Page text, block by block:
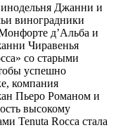
Джанни и
виноградники
д’Альба и
Чиравенья
со старыми
успешно
компания
Пьеро Романом и
высокому
Tenuta Rocca стала